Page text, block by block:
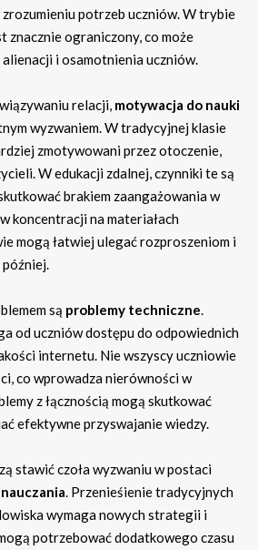
potrzeb uczniów. W trybie
znacznie ograniczony, co może
i osamotnienia uczniów.
relacji, motywacja do nauki
wyzwaniem. W tradycyjnej klasie
zmotywowani przez otoczenie,
W edukacji zdalnej, czynniki te są
brakiem zaangażowania w
koncentracji na materiałach
mogą łatwiej ulegać rozproszeniom i
później.
są problemy techniczne.
od uczniów dostępu do odpowiednich
internetu. Nie wszyscy uczniowie
co wprowadza nierówności w
z łącznością mogą skutkować
efektywne przyswajanie wiedzy.
stawić czoła wyzwaniu w postaci
. Przenieśienie tradycyjnych
wymaga nowych strategii i
potrzebować dodatkowego czasu